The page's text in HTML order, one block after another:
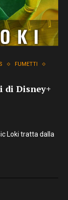
FUMETTI
di Disney+
Loki tratta dalla